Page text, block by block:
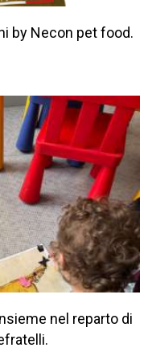
by Necon pet food.
nel reparto di